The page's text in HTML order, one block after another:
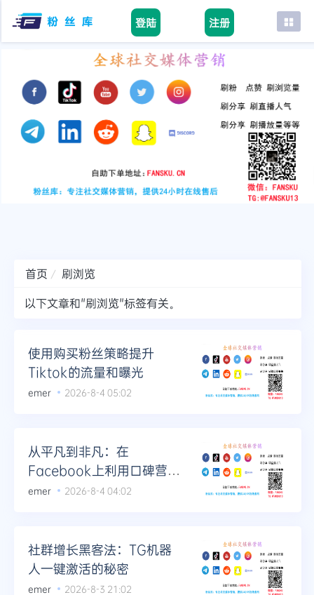
登陆 注册
首页
tiktok
youtube
instagram
首页
刷浏览
以下文章和"刷浏览"标签有关。
使用购买粉丝策略提升
Tiktok的流量和曝光
emer 2026-8-4 05:02
从平凡到非凡：在
Facebook上利用口碑营销
翻转品牌形象
emer 2026-8-4 04:02
社群增长黑客法：TG机器
人一键激活的秘密
emer 2026-8-3 21:02